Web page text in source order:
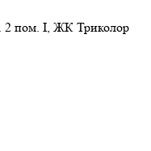
2 пом. I, ЖК Триколор